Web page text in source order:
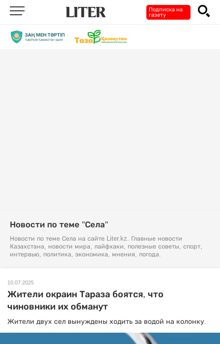
Подписка на
газету
Новости по теме "Села"
Новости по теме Села на сайте Liter.kz. Главные новости
Казахстана, новости мира, лайфхаки, полезные советы, спорт,
интервью, политика, экономика, мнения, погода.
10.07.2025
Жители окраин Тараза боятся, что
чиновники их обманут
Жители двух сел вынуждены ходить за водой на колонку.